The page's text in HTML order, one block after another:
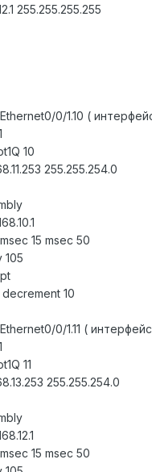
255.255.255.255
0/1.10 (
10
255.255.254.0
15 msec 50
105
10
0/1.11 (
11
255.255.254.0
15 msec 50